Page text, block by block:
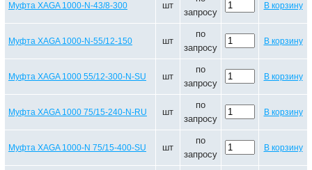
Муфта XAGA 1000-N-43/8-300 шт
запросу
В корзину
Муфта XAGA 1000-N-55/12-150 шт
по
запросу
В корзину
Муфта XAGA 1000 55/12-300-N-SU шт
по
запросу
В корзину
Муфта XAGA 1000 75/15-240-N-RU шт
по
запросу
В корзину
Муфта XAGA 1000-N 75/15-400-SU шт
по
запросу
В корзину